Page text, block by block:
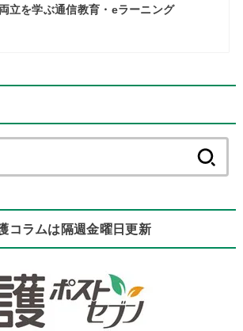
両立を学ぶ通信教育・eラーニング
索:
コラムは隔週金曜日更新